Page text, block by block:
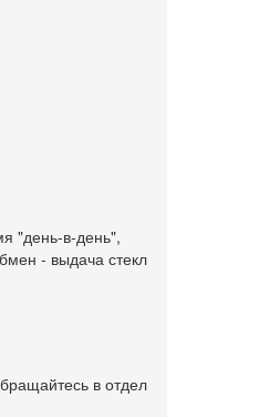
"день-в-день",
- выдача стекл
в отдел